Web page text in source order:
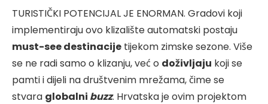
TURISTIČKI POTENCIJAL JE ENORMAN. Gradovi koji
implementiraju ovo klizalište automatski postaju
must-see destinacije tijekom zimske sezone. Više
se ne radi samo o klizanju, već o doživljaju koji se
pamti i dijeli na društvenim mrežama, čime se
stvara globalni buzz. Hrvatska je ovim projektom